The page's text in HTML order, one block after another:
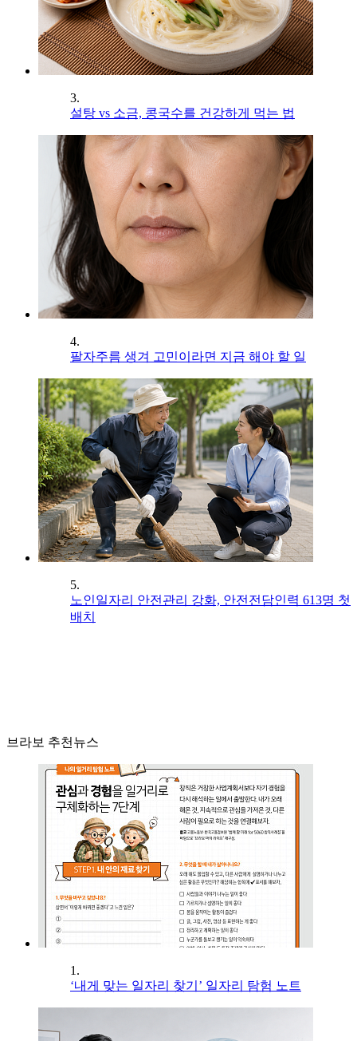
3.
설탕 vs 소금, 콩국수를 건강하게 먹는 법
4.
팔자주름 생겨 고민이라면 지금 해야 할 일
5.
노인일자리 안전관리 강화, 안전전담인력 613명 첫
배치
브라보 추천뉴스
1.
‘내게 맞는 일자리 찾기’ 일자리 탐험 노트